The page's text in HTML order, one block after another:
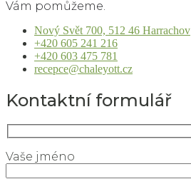
Vám pomůžeme.
Nový Svět 700, 512 46 Harrachov
+420 605 241 216
+420 603 475 781
recepce@chaleyott.cz
Kontaktní formulář
Vaše jméno